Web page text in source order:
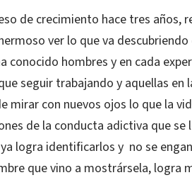
de crecimiento hace tres años,
ver lo que va
conocido hombres y en cada
seguir trabajando y aquellas
mirar con nuevos ojos lo que la
de la conducta adictiva que se
logra identificarlos y no se
que vino a mostrársela, logra